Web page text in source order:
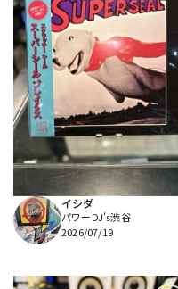
イシダ
パワーDJ's渋谷
2026/07/19